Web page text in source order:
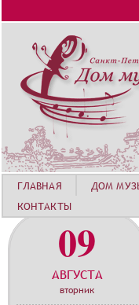
09
АВГУСТА
вторник
ГЛАВНАЯ ДОМ
КОНТАКТЫ